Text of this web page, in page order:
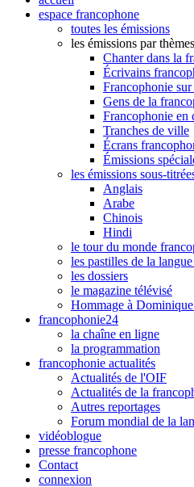
espace francophone
toutes les émissions
les émissions par thèmes
Chanter dans la
Écrivains
Francophonie sur
Gens de la
Francophonie en
Tranches de ville
Écrans
Émissions
les émissions sous-
Anglais
Arabe
Chinois
Hindi
le tour du monde
les pastilles de la
les dossiers
le magazine télévisé
Hommage à
francophonie24
la chaîne en ligne
la programmation
francophonie actualités
Actualités de l'OIF
Actualités de la
Autres reportages
Forum mondial de la
vidéoblogue
presse francophone
Contact
connexion